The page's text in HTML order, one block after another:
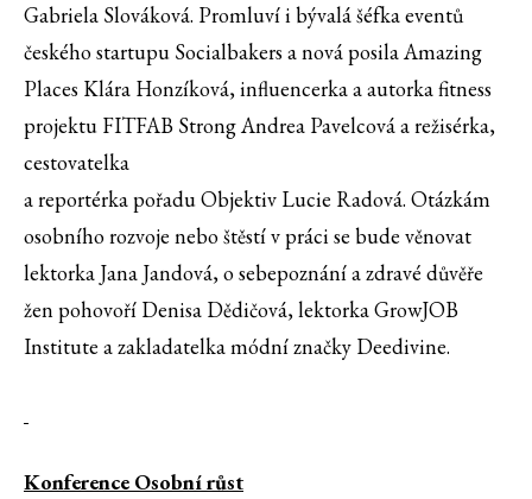
Gabriela Slováková. Promluví i bývalá šéfka eventů
českého startupu Socialbakers a nová posila Amazing
Places Klára Honzíková, influencerka a autorka fitness
projektu FITFAB Strong Andrea Pavelcová a režisérka,
cestovatelka
a reportérka pořadu Objektiv Lucie Radová. Otázkám
osobního rozvoje nebo štěstí v práci se bude věnovat
lektorka Jana Jandová, o sebepoznání a zdravé důvěře
žen pohovoří Denisa Dědičová, lektorka GrowJOB
Institute a zakladatelka módní značky Deedivine.
Konference Osobní růst